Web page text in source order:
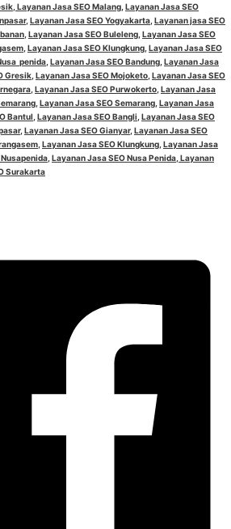
Layanan Jasa SEO Malang Layanan Jasa SEO
, Layanan Jasa SEO Yogyakarta Layanan jasa SEO
Layanan Jasa SEO Buleleng Layanan Jasa SEO
Layanan Jasa SEO Klungkung Layanan Jasa SEO
penida Layanan Jasa SEO Bandung Layanan Jasa
Gresik Layanan Jasa SEO Mojoketo Layanan Jasa SEO
Layanan Jasa SEO Purwokerto Layanan Jasa
Layanan Jasa SEO Semarang Layanan Jasa
Bantul Layanan Jasa SEO Bangli Layanan Jasa SEO
, Layanan Jasa SEO Gianyar, Layanan Jasa SEO
Layanan Jasa SEO Klungkung Layanan Jasa
Layanan Jasa SEO Nusa Penida, Layanan
Surakarta